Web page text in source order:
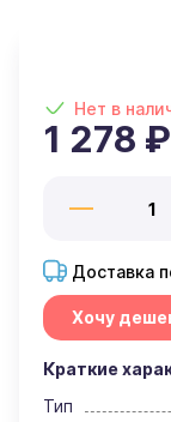
Нет в
1 278 ₽
Доставка
Хочу
Краткие
Тип